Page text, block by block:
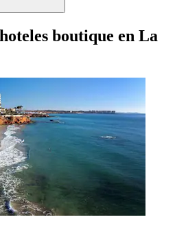
boutique en La